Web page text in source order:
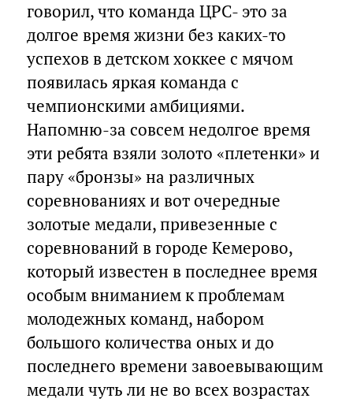
говорил, что команда ЦРС- это за
долгое время жизни без каких-то
успехов в детском хоккее с мячом
появилась яркая команда с
чемпионскими амбициями.
Напомню-за совсем недолгое время
эти ребята взяли золото «плетенки» и
пару «бронзы» на различных
соревнованиях и вот очередные
золотые медали, привезенные с
соревнований в городе Кемерово,
который известен в последнее время
особым вниманием к проблемам
молодежных команд, набором
большого количества оных и до
последнего времени завоевывающим
медали чуть ли не во всех возрастах